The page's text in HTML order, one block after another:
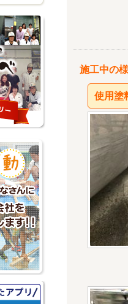
施工中の
使用塗